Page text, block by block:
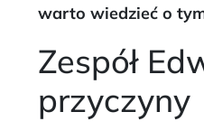
warto wiedzieć o
Zespół
przyczyny